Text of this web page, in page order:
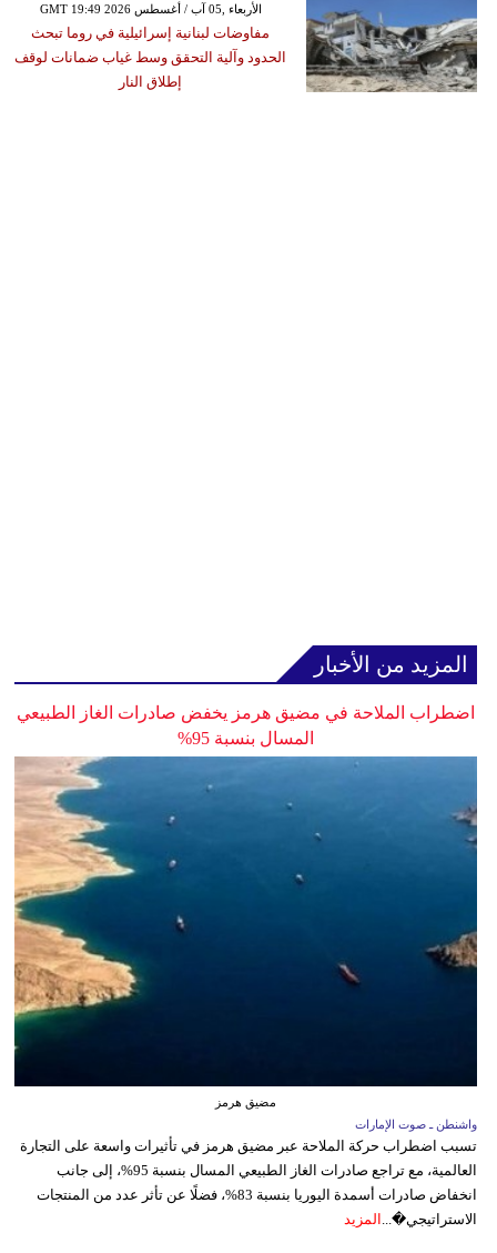
GMT 19:49 2026 الأربعاء ,05 آب / أغسطس
مفاوضات لبنانية إسرائيلية في روما تبحث
الحدود وآلية التحقق وسط غياب ضمانات لوقف
إطلاق النار
المزيد من الأخبار
اضطراب الملاحة في مضيق هرمز يخفض صادرات الغاز الطبيعي
المسال بنسبة 95%
مضيق هرمز
واشنطن ـ صوت الإمارات
تسبب اضطراب حركة الملاحة عبر مضيق هرمز في تأثيرات واسعة على التجارة
العالمية، مع تراجع صادرات الغاز الطبيعي المسال بنسبة 95%، إلى جانب
انخفاض صادرات أسمدة اليوريا بنسبة 83%، فضلًا عن تأثر عدد من المنتجات
الاستراتيجي�... المزيد